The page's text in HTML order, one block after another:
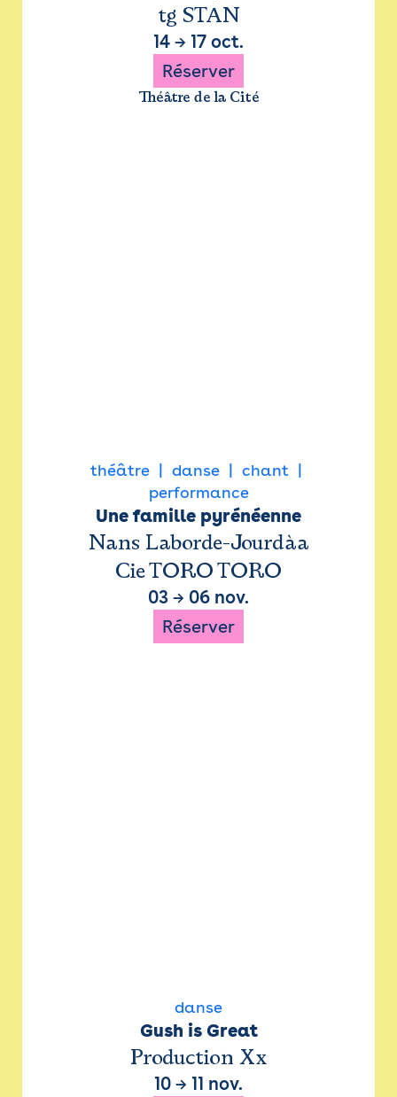
tg STAN
14 → 17 oct.
Réserver
Théâtre de la Cité
théâtre danse
chant
performance
Une famille pyrénéenne
Nans Laborde-Jourdàa
Cie TORO TORO
03 → 06 nov.
Réserver
danse
Gush is Great
Production Xx
10 → 11 nov.